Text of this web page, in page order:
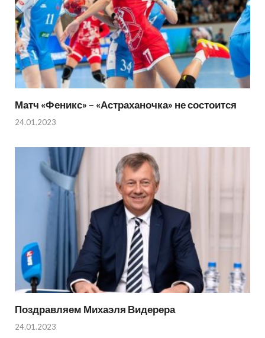
Матч «Феникс» – «Астраханочка» не состоится
24.01.2023
Поздравляем Михаэля Видерера
24.01.2023